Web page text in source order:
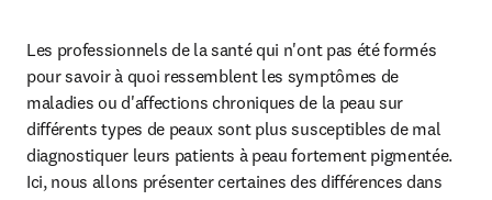
Les professionnels de la santé qui n'ont pas été formés
pour savoir à quoi ressemblent les symptômes de
maladies ou d'affections chroniques de la peau sur
différents types de peaux sont plus susceptibles de mal
diagnostiquer leurs patients à peau fortement pigmentée.
Ici, nous allons présenter certaines des différences dans